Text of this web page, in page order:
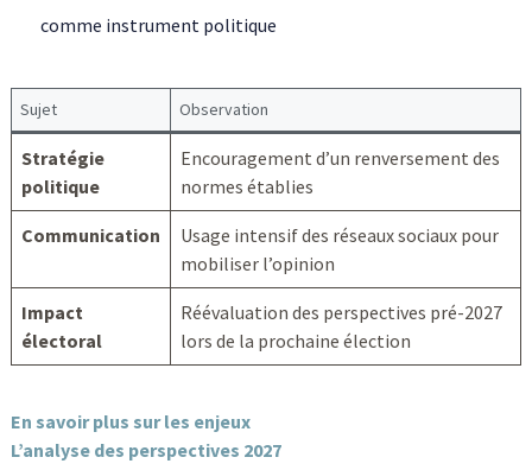
comme instrument politique
Sujet Observation
Stratégie
politique
Encouragement d’un renversement des
normes établies
Communication
Usage intensif des réseaux sociaux pour
mobiliser l’opinion
Impact
électoral
Réévaluation des perspectives pré-2027
lors de la prochaine élection
En savoir plus sur les enjeux
L’analyse des perspectives 2027